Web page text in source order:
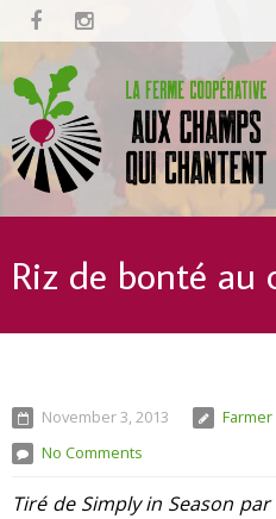
 
Riz de bonté au
November 3, 2013
No Comments
Tiré de Simply in Season